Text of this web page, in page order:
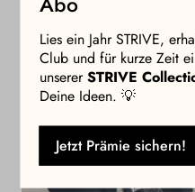
Lies ein Jahr STRIVE,
Club und für kurze Zeit
unsererSTRIVE
Deine Ideen. 💡
Jetzt Prämie sichern!